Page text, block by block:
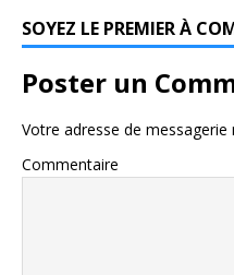
SOYEZ LE PREMIER À
Poster un
Votre adresse de messagerie
Commentaire